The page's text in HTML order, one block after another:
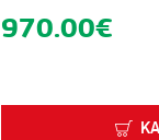
970.00€